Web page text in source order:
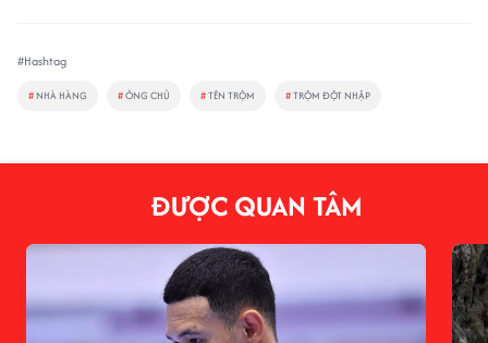
#Hashtag
# NHÀ HÀNG #ÔNG CHỦ #TÊN TRỘM #TRỘM ĐỘT NHẬP
ĐƯỢC QUAN TÂM